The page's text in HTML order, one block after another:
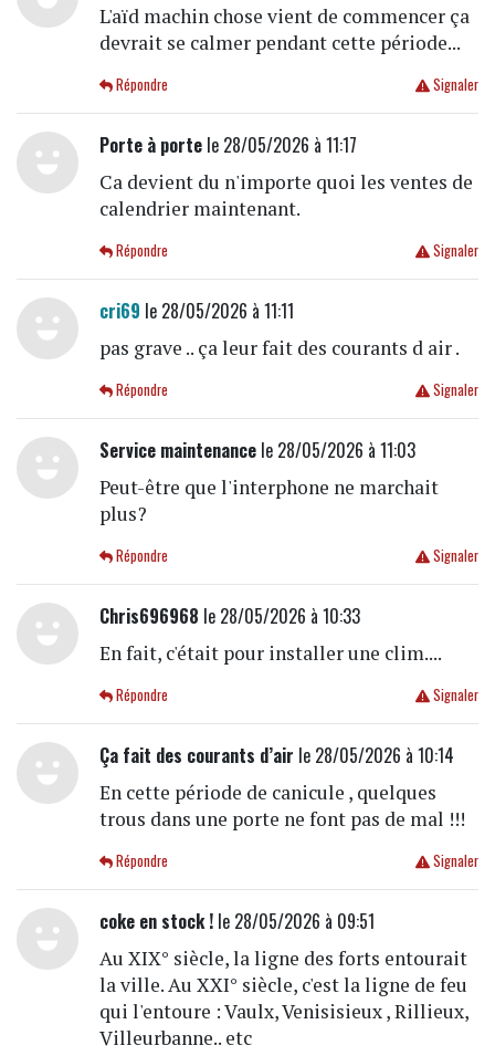
L'aïd machin chose vient de commencer ça
devrait se calmer pendant cette période...
Signaler
Répondre
Porte à portele 28/05/2026 à 11:17
Ca devient du n'importe quoi les ventes de
calendrier maintenant.
Signaler
Répondre
cri69 le 28/05/2026 à 11:11
pas grave .. ça leur fait des courants d air .
Signaler
Répondre
Service maintenancele 28/05/2026 à 11:03
Peut-être que l'interphone ne marchait
plus?
Signaler
Répondre
Chris696968 le 28/05/2026 à 10:33
En fait, c'était pour installer une clim....
Signaler
Répondre
Ça fait des courants d’air le 28/05/2026 à 10:14
En cette période de canicule , quelques
trous dans une porte ne font pas de mal !!!
Signaler
Répondre
coke en stock !le 28/05/2026 à 09:51
Au XIX° siècle, la ligne des forts entourait
la ville. Au XXI° siècle, c'est la ligne de feu
qui l'entoure : Vaulx, Venisisieux , Rillieux,
Villeurbanne.. etc